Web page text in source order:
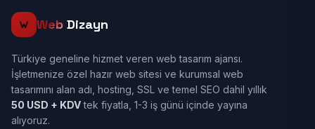
Web Dizayn
Türkiye geneline hizmet veren web tasarım ajansı.
İşletmenize özel hazır web sitesi ve kurumsal web
tasarımını alan adı, hosting, SSL ve temel SEO dahil yıllık
50 USD + KDVtek fiyatla, 1-3 iş günü içinde yayına
alıyoruz.